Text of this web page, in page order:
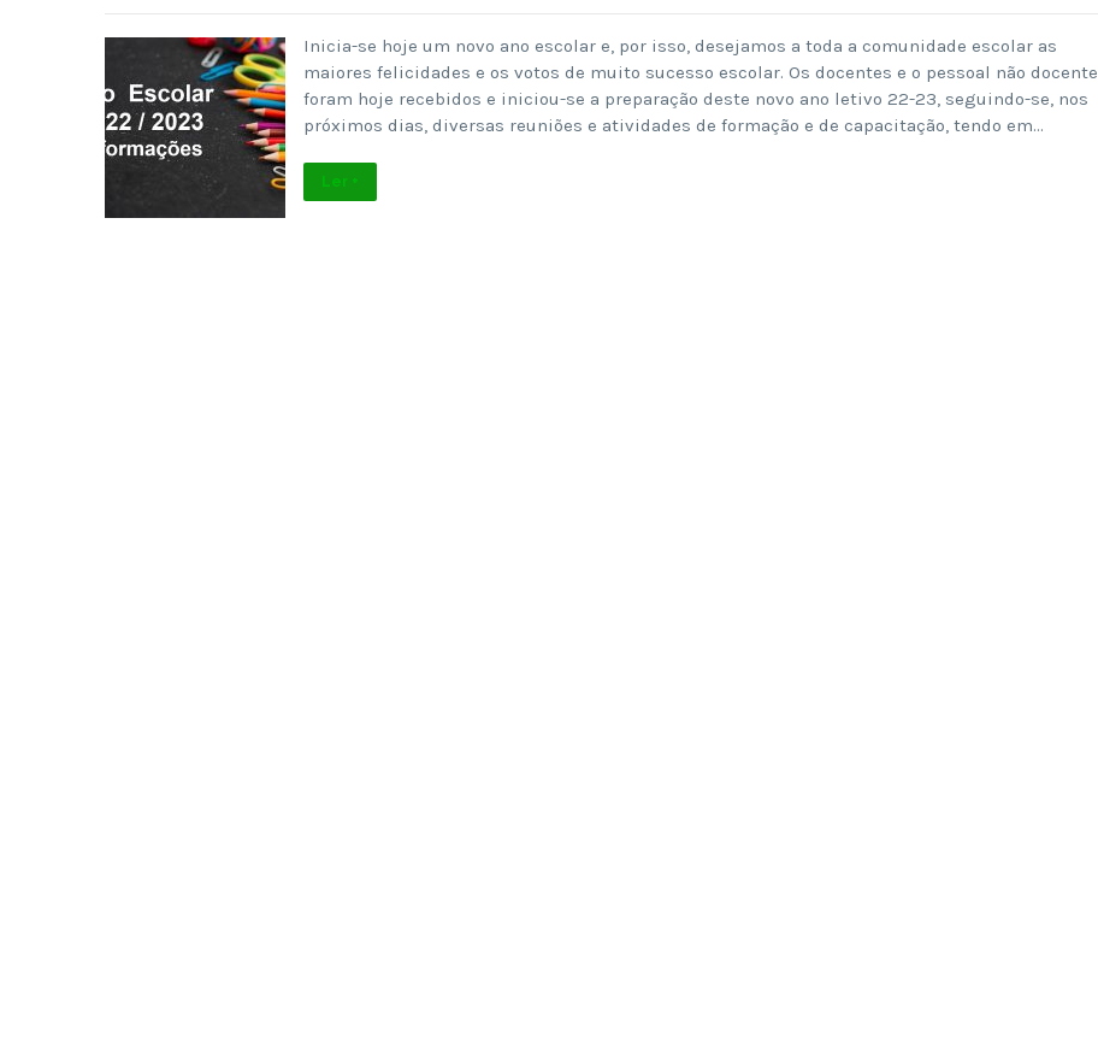
Inicia-se hoje um novo ano escolar e, por isso, desejamos a toda a comunidade escolar as
maiores felicidades e os votos de muito sucesso escolar. Os docentes e o pessoal não docente
foram hoje recebidos e iniciou-se a preparação deste novo ano letivo 22-23, seguindo-se, nos
próximos dias, diversas reuniões e atividades de formação e de capacitação, tendo em…
Ler +